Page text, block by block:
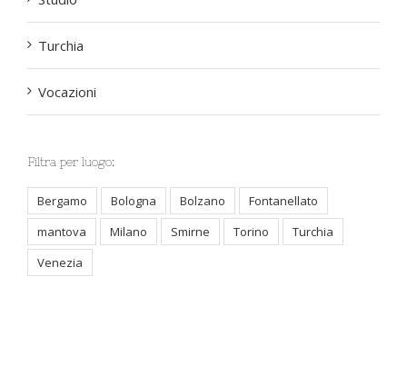
Studio
Turchia
Vocazioni
Filtra per luogo:
Bergamo Bologna Bolzano
Fontanellato
mantova
Milano Smirne Torino
Turchia
Venezia